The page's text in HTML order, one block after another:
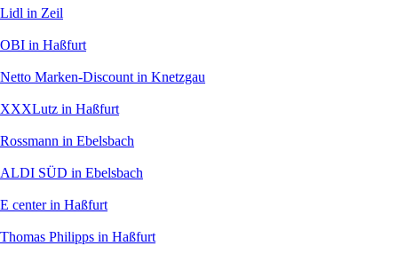
Lidl in Zeil
OBI in Haßfurt
Netto Marken-Discount in Knetzgau
XXXLutz in Haßfurt
Rossmann in Ebelsbach
ALDI SÜD in Ebelsbach
E centerin Haßfurt
Thomas Philipps in Haßfurt